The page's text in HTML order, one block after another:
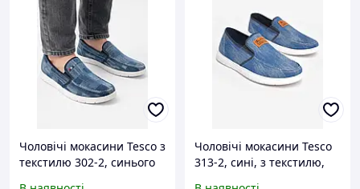
Чоловічі мокасини Tesco з
текстилю 302-2, синього
Чоловічі мокасини Tesco
313-2, сині, з текстилю,